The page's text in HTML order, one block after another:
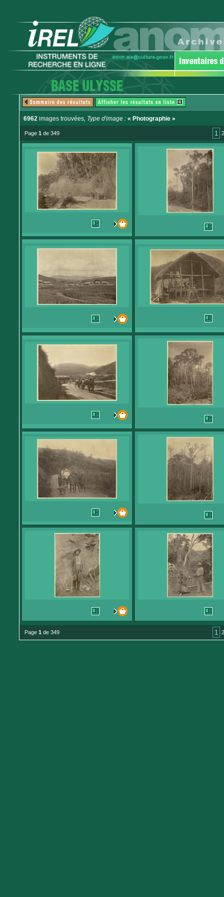
6962 images trouvées, Type d'image : « Photographie »
Page 1 de 349 1 2
Page 1 de 349 1 2